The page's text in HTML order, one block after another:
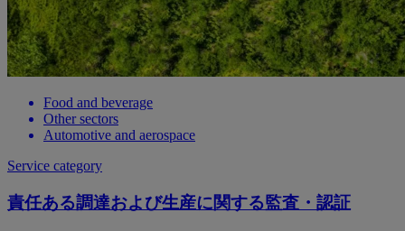
Food and beverage
Other sectors
Automotive and aerospace
Service category
責任ある調達および生産に関する監査・認証